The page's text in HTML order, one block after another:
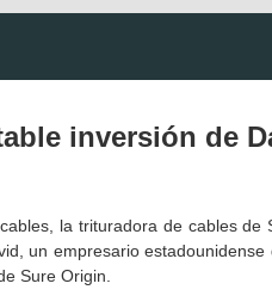
inversión de
la trituradora de cables
un empresario
Sure Origin.